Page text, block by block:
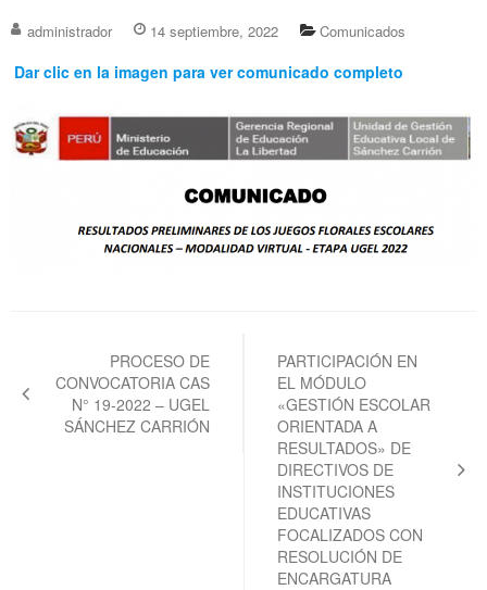
administrador 14 septiembre, 2022 Comunicados
Dar clic en la imagen para ver comunicado completo
entradas
PROCESO DE
CONVOCATORIA CAS
N° 19-2022 – UGEL
SÁNCHEZ CARRIÓN
PARTICIPACIÓN EN
EL MÓDULO
«GESTIÓN ESCOLAR
ORIENTADA A
RESULTADOS» DE
DIRECTIVOS DE
INSTITUCIONES
EDUCATIVAS
FOCALIZADOS CON
RESOLUCIÓN DE
ENCARGATURA